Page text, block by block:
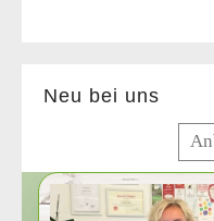
Neu bei uns